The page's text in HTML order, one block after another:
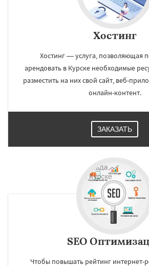
Хостинг
Хостинг — услуга, позволяющая
арендовать в Курске необходимые
разместить на них свой сайт, веб-
онлайн-контент.
ЗАКАЗАТЬ
SEO
Чтобы повышать рейтинг интернет-